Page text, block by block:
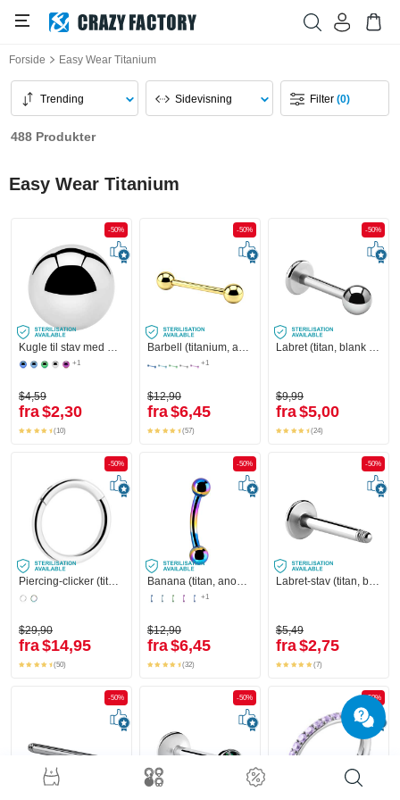
Forside Easy Wear Titanium
Trending Sidevisning Filter(0)
488 Produkter
Easy Wear Titanium
-50%
Kugle til stav med gevind (titan, blank finish)
+1
$4,59
fra$2,30
(10)
-50%
Barbell (titanium, anodized) med Kugler
+1
$12,90
fra$6,45
(57)
-50%
Labret (titan, blank finish) med Kugle
$9,99
fra$5,00
(24)
-50%
$29,90
fra$14,95
(50)
-50%
Banana (titan, anodiseret) med Kugler
+1
$12,90
fra$6,45
(32)
-50%
Labret-stav (titan, blank finish)
$5,49
fra$2,75
(7)
-50% -50% -50%